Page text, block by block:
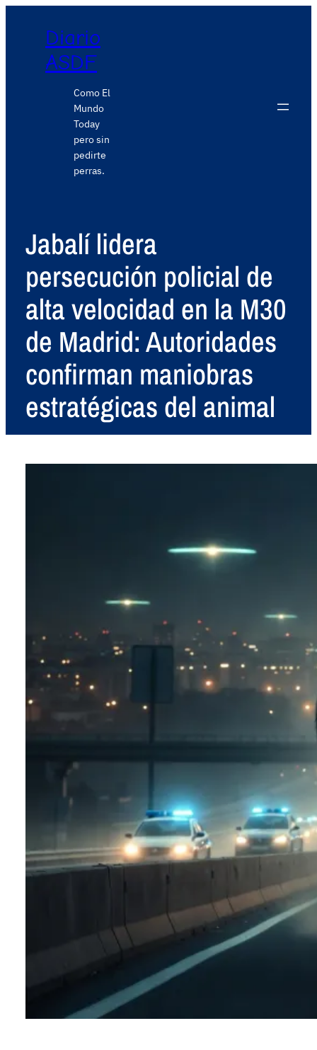
Diario
ASDF
Como El
Mundo
Today
pero sin
pedirte
perras.
Jabalí lidera
persecución policial de
alta velocidad en la M30
de Madrid: Autoridades
confirman maniobras
estratégicas del animal